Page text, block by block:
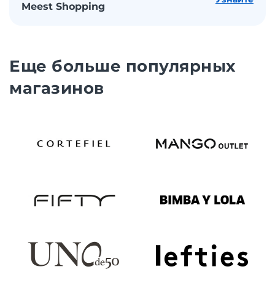
Meest Shopping
Еще больше популярных
магазинов